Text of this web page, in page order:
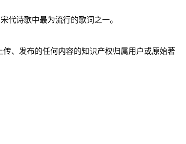
代诗歌中最为流行的歌词之一。
、发布的任何内容的知识产权归属用户或原始著